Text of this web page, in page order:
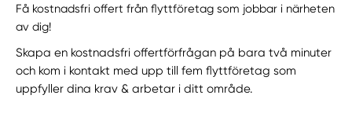
Få kostnadsfri offert från flyttföretag som jobbar i närheten
av dig!
Skapa en kostnadsfri offertförfrågan på bara två minuter
och kom i kontakt med upp till fem flyttföretag som
uppfyller dina krav & arbetar i ditt område.